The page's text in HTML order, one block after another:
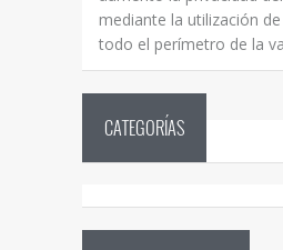
mediante la utilización
todo el perímetro de la
CATEGORÍAS